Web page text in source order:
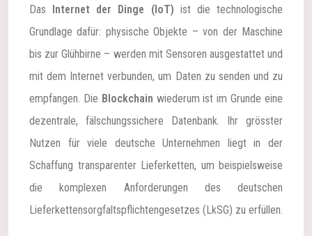
Das Internet der Dinge (IoT) ist die technologische
Grundlage dafür: physische Objekte – von der Maschine
bis zur Glühbirne – werden mit Sensoren ausgestattet und
mit dem Internet verbunden, um Daten zu senden und zu
empfangen. Die Blockchain wiederum ist im Grunde eine
dezentrale, fälschungssichere Datenbank. Ihr grösster
Nutzen für viele deutsche Unternehmen liegt in der
Schaffung transparenter Lieferketten, um beispielsweise
die komplexen Anforderungen des deutschen
Lieferkettensorgfaltspflichtengesetzes (LkSG) zu erfüllen.